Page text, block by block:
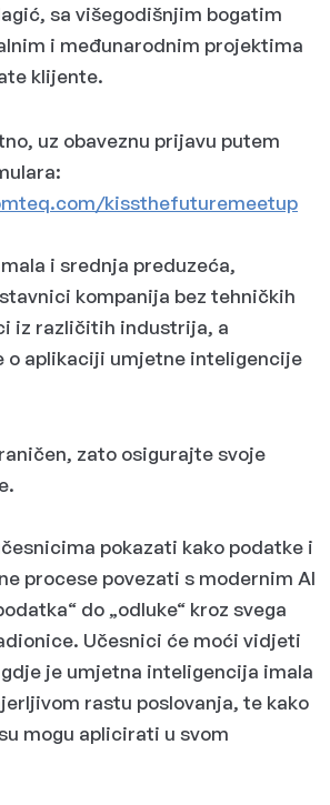
sa višegodišnjim bogatim
i međunarodnim projektima
klijente.
uz obaveznu prijavu putem
kissthefuturemeetup
i srednja preduzeća,
kompanija bez tehničkih
iz različitih industrija, a
o aplikaciji umjetne inteligencije
zato osigurajte svoje
pokazati kako podatke i
procese povezati s modernim AI
do „odluke“ kroz svega
Učesnici će moći vidjeti
je umjetna inteligencija imala
rastu poslovanja, te kako
mogu aplicirati u svom